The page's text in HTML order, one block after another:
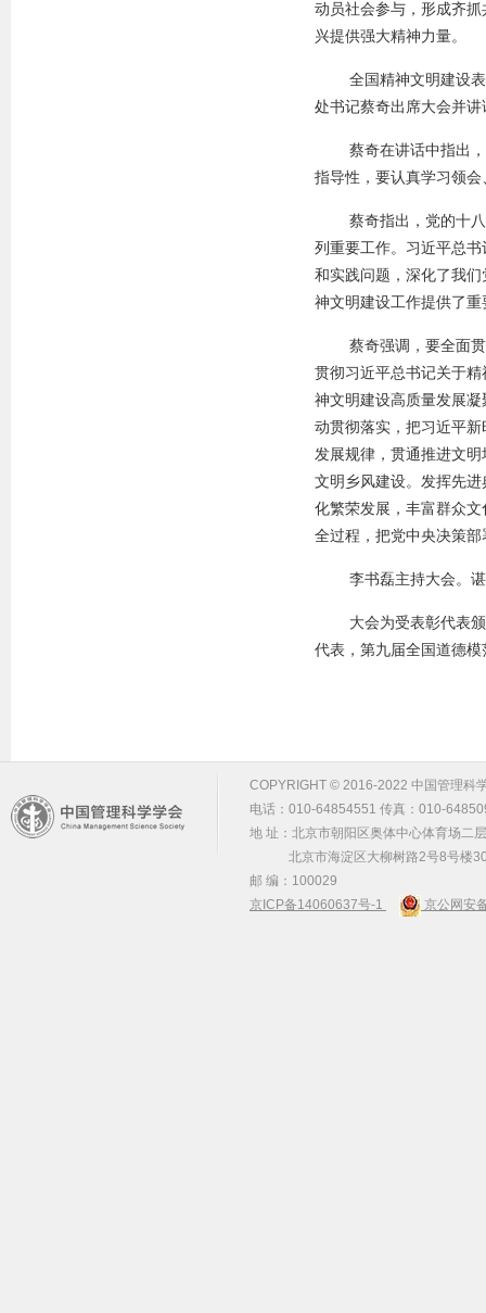
动员社会参与，形成齐
兴提供强大精神力量。
全国精神文明建设
处书记蔡奇出席大会并讲
蔡奇在讲话中指出
指导性，要认真学习领
蔡奇指出，党的十
列重要工作。习近平总
和实践问题，深化了我
神文明建设工作提供了重
蔡奇强调，要全面
贯彻习近平总书记关于
神文明建设高质量发展
动贯彻落实，把习近平
发展规律，贯通推进文
文明乡风建设。发挥先
化繁荣发展，丰富群众
全过程，把党中央决策
李书磊主持大会。
大会为受表彰代表
代表，第九届全国道德
COPYRIGHT © 2016-2022 中国管理科
电话：010-64854551 传真：010-
地 址：北京市朝阳区奥体中心体育场二
北京市海淀区大柳树路2号8号楼
邮 编：100029
京ICP备14060637号-1
京公网安